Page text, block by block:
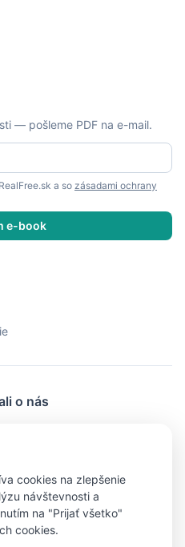
— pošleme PDF na e-mail.
a so zásadami ochrany
e-book
o nás
iBydleni.cz Bigg.cz
cookies na zlepšenie
návštevnosti a
na "Prijať všetko"
cookies.